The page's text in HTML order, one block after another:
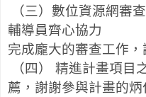
（三）數位資源網審
輔導員齊心協力
完成龐大的審查工作，
（四）
精進計畫項目
薦，謝謝參與計畫的